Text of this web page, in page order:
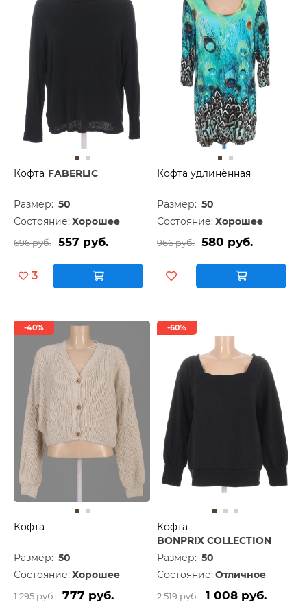
Кофта FABERLIC
Размер: 50
Состояние: Хорошее
696 руб. 557 руб.
3
Кофта удлинённая
Размер: 50
Состояние: Хорошее
966 руб. 580 руб.
-40%
Кофта
Размер: 50
Состояние: Хорошее
1 295 руб. 777 руб.
-60%
Кофта
BONPRIX COLLECTION
Размер: 50
Состояние: Отличное
2 519 руб. 1 008 руб.